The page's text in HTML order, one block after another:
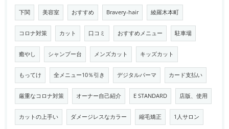
下関 美容室 おすすめ Bravery-hair 綾羅木本町
コロナ対策 カット 口コミ おすすめメニュー 駐車場
癒やし シャンプー台 メンズカット キッズカット
もってけ 全メニュー10％引き デジタルパーマ カード支払い
厳重なコロナ対策 オーナー自己紹介 E STANDARD 店版、使用
カットの上手い ダメージレスなカラー 縮毛矯正 1人サロン